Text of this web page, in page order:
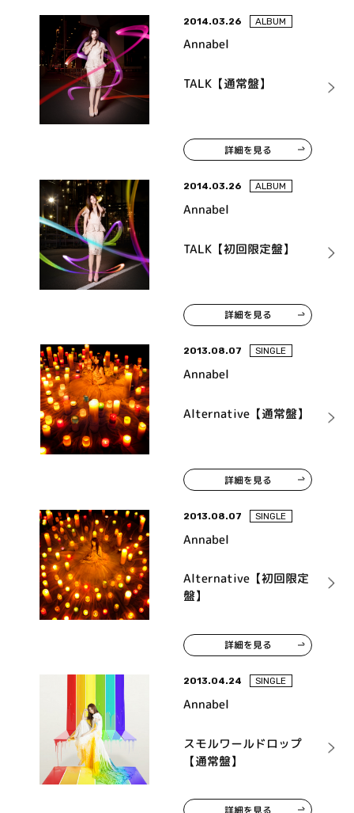
2014.03.26 ALBUM
Annabel
TALK【通常盤】
詳細を見る
2014.03.26 ALBUM
Annabel
TALK【初回限定盤】
詳細を見る
2013.08.07 SINGLE
Annabel
Alternative【通常盤】
詳細を見る
2013.08.07 SINGLE
Annabel
Alternative【初回限定
盤】
詳細を見る
2013.04.24 SINGLE
Annabel
スモルワールドロップ
【通常盤】
詳細を見る